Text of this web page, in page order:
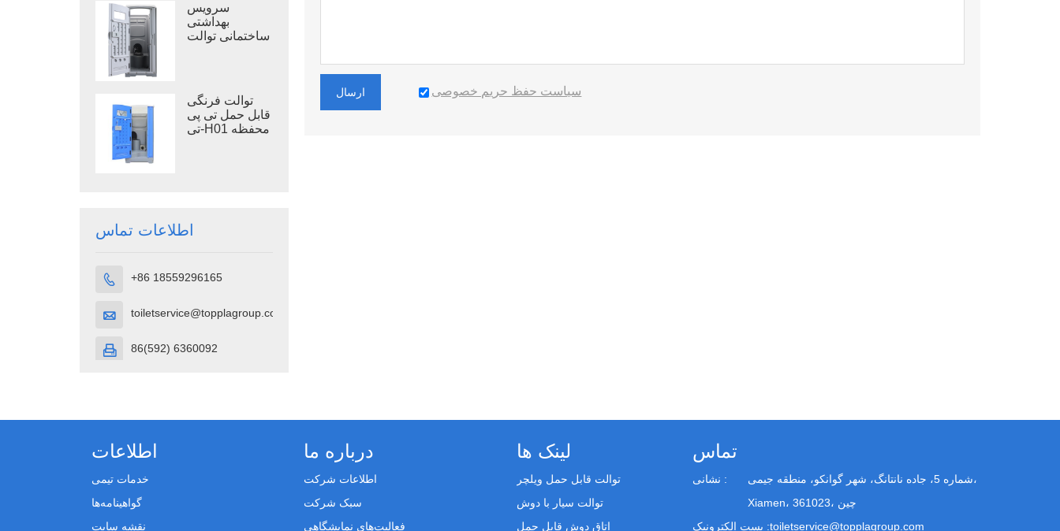
سرویس
بهداشتی
ساختمانی توالت
توالت فرنگی
قابل حمل تی پی
تی-H01 محفظه
اطلاعات تماس
 +86 18559296165
 toiletservice@topplagroup.com
 86(592) 6360092
ارسال سیاست حفظ حریم خصوصی
تماس
نشانی :
شماره 5، جاده نانتانگ، شهر گوانکو، منطقه جیمی،
Xiamen، 361023، چین
پست الکترونیک :toiletservice@topplagroup.com
اطلاعات
خدمات تیمی
گواهینامه‌ها
نقشه سایت
درباره ما
اطلاعات شرکت
سبک شرکت
فعالیت‌های نمایشگاهی
لینک ها
توالت قابل حمل ویلچر
توالت سیار با دوش
اتاق دوش قابل حمل